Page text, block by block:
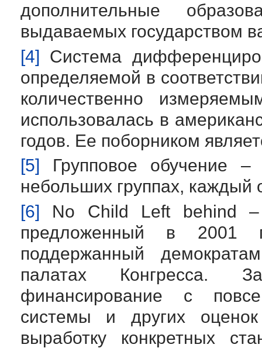
дополнительные
выдаваемых государством
[4] Система
определяемой в
количественно
использовалась в
годов. Ее поборником
[5]
Групповое обучение
небольших группах, каждый
[6] No Child Left behind –
предложенный в 2001
поддержанный
палатах Конгресса.
финансирование с
системы и других оценок
выработку конкретных